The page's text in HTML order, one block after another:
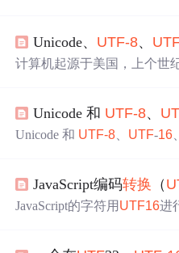
带BOM的UTF -8。 gcc则是
码的字符集可以由参数-
在哪种系统里，程序在处理
之间的相互
Unicode、 UTF-8、
计算机起源于美国，上个世
了128个字符的编码规则，
), 这些字符组成的集合就叫做 ASCII
符编码不同，计算机在不同
经常会出现乱码的问题，比
Unicode 和 UTF-8、
Unicode 和 UTF-8 UTF-16
是我们人类信息表示的方式
用语言文字、图像、声音等
JavaScript编码转换 （
JavaScript的字符用 UTF16进